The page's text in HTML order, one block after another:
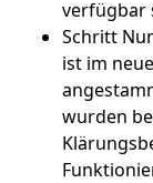
verfügbar
Schritt
ist im
wurden